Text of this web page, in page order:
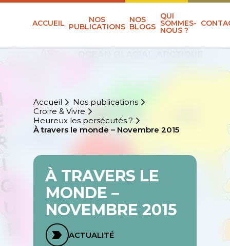
ACCUEIL NOS
PUBLICATIONS
NOS
BLOGS
QUI
SOMMES-
NOUS ?
Accueil
Nos publications
Croire & Vivre
Heureux les persécutés ?
À travers le monde – Novembre 2015
À TRAVERS LE
MONDE –
NOVEMBRE 2015
ACTUALITÉ